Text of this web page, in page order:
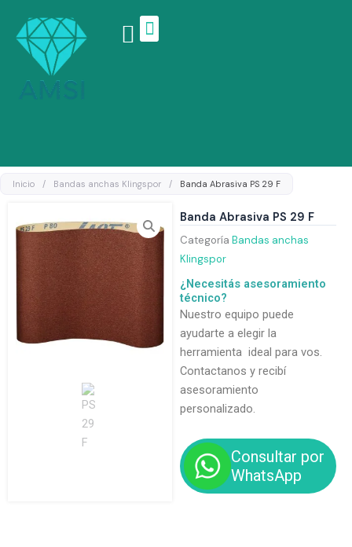
contenido
Inicio / Bandas anchas Klingspor / Banda Abrasiva PS 29 F
Banda Abrasiva PS 29 F
Categoría Bandas anchas
Klingspor
¿Necesitás asesoramiento
técnico?
Nuestro equipo puede
ayudarte a elegir la
herramienta ideal para vos.
Contactanos y recibí
asesoramiento
personalizado.
Consultar por
WhatsApp